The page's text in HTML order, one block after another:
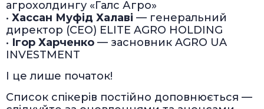
агрохолдингу «Галс Агро»
• Хассан Муфід Халаві — генеральний
директор (CEO) ELITE AGRO HOLDING
• Ігор Харченко — засновник AGRO UA
INVESTMENT
І це лише початок!
Список спікерів постійно доповнюється —